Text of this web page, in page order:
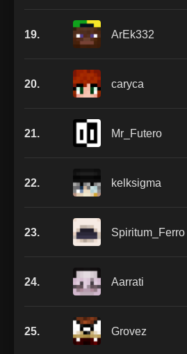
19. ArEk332
20. caryca
21. Mr_Futero
22. kelksigma
23. Spiritum_Ferro
24. Aarrati
25. Grovez